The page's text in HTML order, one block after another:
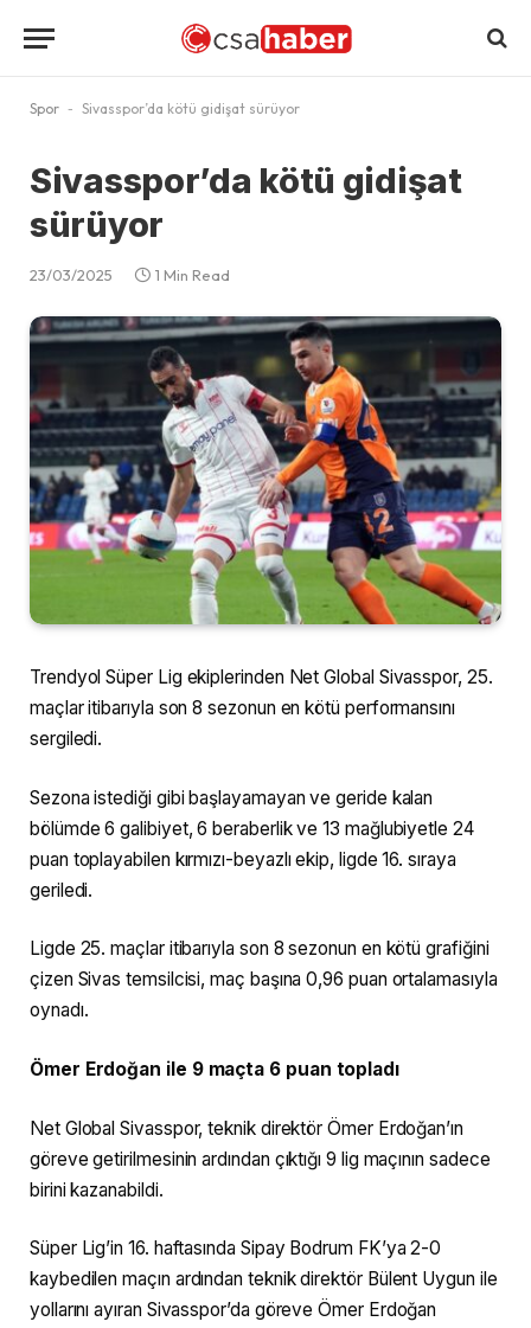
Spor - Sivasspor’da kötü gidişat sürüyor
Sivasspor’da kötü gidişat
sürüyor
23/03/2025 1 Min Read
Trendyol Süper Lig ekiplerinden Net Global Sivasspor, 25.
maçlar itibarıyla son 8 sezonun en kötü performansını
sergiledi.
Sezona istediği gibi başlayamayan ve geride kalan
bölümde 6 galibiyet, 6 beraberlik ve 13 mağlubiyetle 24
puan toplayabilen kırmızı-beyazlı ekip, ligde 16. sıraya
geriledi.
Ligde 25. maçlar itibarıyla son 8 sezonun en kötü grafiğini
çizen Sivas temsilcisi, maç başına 0,96 puan ortalamasıyla
oynadı.
Ömer Erdoğan ile 9 maçta 6 puan topladı
Net Global Sivasspor, teknik direktör Ömer Erdoğan’ın
göreve getirilmesinin ardından çıktığı 9 lig maçının sadece
birini kazanabildi.
Süper Lig’in 16. haftasında Sipay Bodrum FK’ya 2-0
kaybedilen maçın ardından teknik direktör Bülent Uygun ile
yollarını ayıran Sivasspor’da göreve Ömer Erdoğan